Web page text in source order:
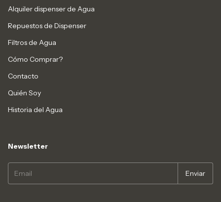
Alquiler dispenser de Agua
Repuestos de Dispenser
Filtros de Agua
Cómo Comprar?
Contacto
Quién Soy
Historia del Agua
Newsletter